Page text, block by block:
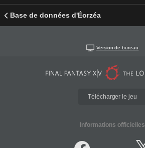
Base de données d'Éorzéa
Version de bureau
Télécharger le jeu
Informations officielles